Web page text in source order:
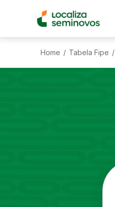
Home / Tabela Fipe /